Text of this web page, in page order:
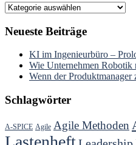
Kategorien
Neueste Beiträge
KI im Ingenieurbüro –
Wie Unternehmen
Wenn der
Schlagwörter
A-SPICE Agile Agile Methoden